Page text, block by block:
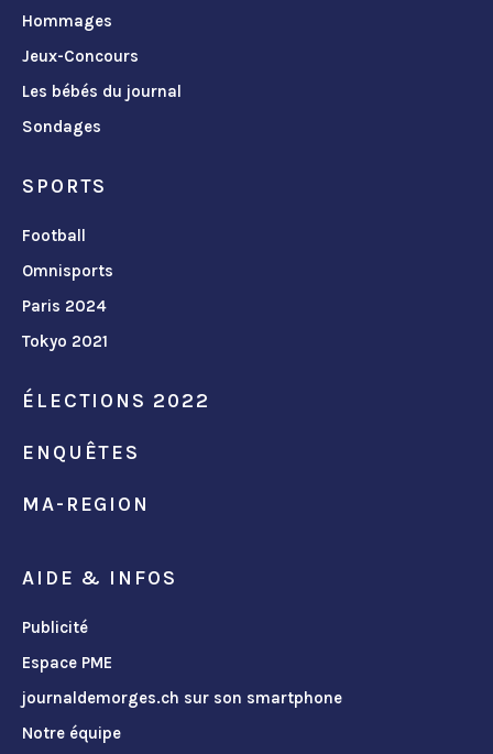
Hommages
Jeux-Concours
Les bébés du journal
Sondages
SPORTS
Football
Omnisports
Paris 2024
Tokyo 2021
ÉLECTIONS 2022
ENQUÊTES
MA-REGION
AIDE & INFOS
Publicité
Espace PME
journaldemorges.ch sur son smartphone
Notre équipe